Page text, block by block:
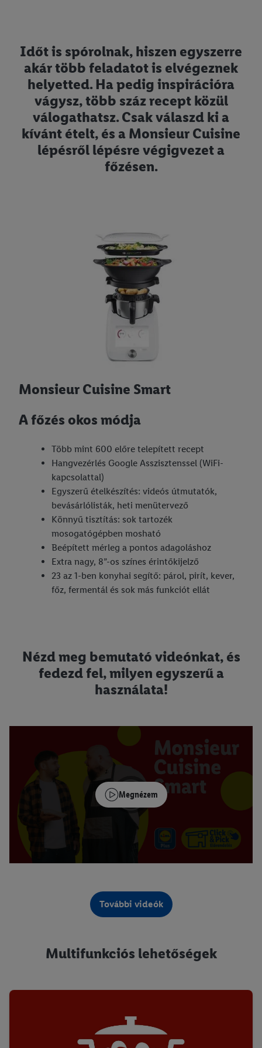
Időt is spórolnak, hiszen egyszerre
akár több feladatot is elvégeznek
helyetted. Ha pedig inspirációra
vágysz, több száz recept közül
válogathatsz. Csak válaszd ki a
kívánt ételt, és a Monsieur Cuisine
lépésről lépésre végigvezet a
főzésen.
Monsieur Cuisine Smart
A főzés okos módja
Több mint 600 előre telepített recept
Hangvezérlés Google Asszisztenssel (WiFi-
kapcsolattal)
Egyszerű ételkészítés: videós útmutatók,
bevásárlólisták, heti menütervező
Könnyű tisztítás: sok tartozék
mosogatógépben mosható
Beépített mérleg a pontos adagoláshoz
Extra nagy, 8”-os színes érintőkijelző
23 az 1-ben konyhai segítő: párol, pirít, kever,
főz, fermentál és sok más funkciót ellát
Nézd meg bemutató videónkat, és
fedezd fel, milyen egyszerű a
használata!
Megnézem
További videók
Multifunkciós lehetőségek